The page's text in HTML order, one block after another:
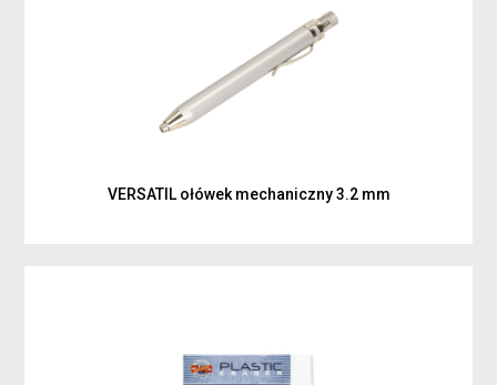
VERSATIL ołówek mechaniczny 3.2 mm